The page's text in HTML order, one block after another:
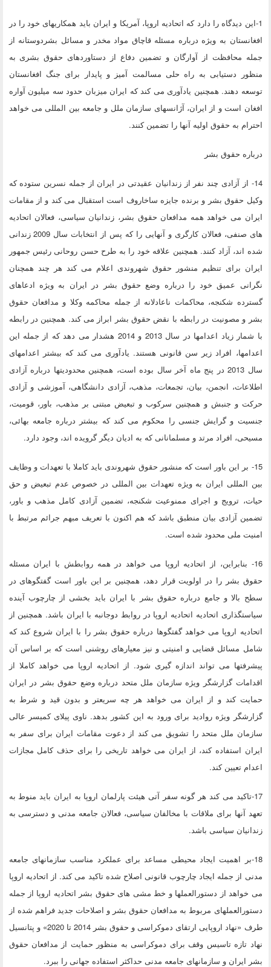
1-این دیدگاه را دارد که اتحادیه اروپا، آمریکا و ایران باید همکاریهای خود را در
افغانستان به ویژه درباره مسئله قاچاق مواد مخدر و مسائل بشردوستانه از
جمله محافظت از آوارگان و تضمین دفاع از دستاوردهای حقوق بشری به
منظور دستیابی به راه حلی مسالمت آمیز و پایدار برای جنگ افغانستان
توسعه دهند. همچنین یادآوری می کند که ایران میزبان حدود سه میلیون آواره
افغان است و از ایران، آژانسهای سازمان ملل و جامعه بین المللی می خواهد
احترام به حقوق اولیه آنها را تضمین کنند.
درباره حقوق بشر
14- از آزادی چند نفر از زندانیان عقیدتی در ایران از جمله نسرین ستوده که
وکیل حقوق بشر و برنده جایزه ساخاروف است استقبال می کند و از مقامات
ایران می خواهد همه مدافعان حقوق بشر، زندانیان سیاسی، فعالان اتحادیه
های صنفی، فعالان کارگری و آنهایی را که پس از انتخابات سال 2009 زندانی
شده اند، آزاد کنند. همچنین علاقه خود را به طرح حسن روحانی رئیس جمهور
ایران برای تنظیم منشور حقوق شهروندی اعلام می کند هر چند همچنان
نگرانی عمیق خود را درباره وضع حقوق بشر در ایران به ویژه ادعاهای
گسترده شکنجه، محاکمات ناعادلانه از جمله محاکمه وکلا و مدافعان حقوق
بشر و مصونیت در رابطه با نقض حقوق بشر ابراز می کند. همچنین در رابطه
با شمار زیاد اعدامها در سال 2013 و 2014 هشدار می دهد که از جمله این
اعدامها، افراد زیر سن قانونی هستند. یادآوری می کند که بیشتر اعدامهای
سال 2013 در پنج ماه آخر سال بوده است، همچنین محدودیتها درباره آزادی
اطلاعات، انجمن، بیان، تجمعات، مذهب، آزادی دانشگاهی، آموزشی و آزادی
حرکت و جنبش و همچنین سرکوب و تبعیض مبتنی بر مذهب، باور، قومیت،
جنسیت و گرایش جنسی را محکوم می کند که بیشتر درباره جامعه بهائی،
مسیحی، افراد مرتد و مسلمانانی که به ادیان دیگر گرویده اند، وجود دارد.
15- بر این باور است که منشور حقوق شهروندی باید کاملا با تعهدات و وظایف
بین المللی ایران به ویژه تعهدات بین المللی در خصوص عدم تبعیض و حق
حیات، ترویج و اجرای ممنوعیت شکنجه، تضمین آزادی کامل مذهب و باور،
تضمین آزادی بیان منطبق باشد که هم اکنون با تعریف مبهم جرائم مرتبط با
امنیت ملی محدود شده است.
16- بنابراین، از اتحادیه اروپا می خواهد در همه روابطش با ایران مسئله
حقوق بشر را در اولویت قرار دهد، همچنین بر این باور است گفتگوهای در
سطح بالا و جامع درباره حقوق بشر با ایران باید بخشی از چارچوب آینده
سیاستگذاری اتحادیه اتحادیه اروپا در روابط دوجانبه با ایران باشد. همچنین از
اتحادیه اروپا می خواهد گفتگوها درباره حقوق بشر را با ایران شروع کند که
شامل مسائل قضایی و امنیتی و نیز معیارهای روشنی است که بر اساس آن
پیشرفتها می تواند اندازه گیری شود. از اتحادیه اروپا می خواهد کاملا از
اقدامات گزارشگر ویژه سازمان ملل متحد درباره وضع حقوق بشر در ایران
حمایت کند و از ایران می خواهد هر چه سریعتر و بدون قید و شرط به
گزارشگر ویژه روادید برای ورود به این کشور بدهد. ناوی پیلای کمیسر عالی
سازمان ملل متحد را تشویق می کند از دعوت مقامات ایران برای سفر به
ایران استفاده کند، از ایران می خواهد تاریخی را برای حذف کامل مجازات
اعدام تعیین کند.
17-تاکید می کند هر گونه سفر آتی هیئت پارلمان اروپا به ایران باید منوط به
تعهد آنها برای ملاقات با مخالفان سیاسی، فعالان جامعه مدنی و دسترسی به
زندانیان سیاسی باشد.
18-بر اهمیت ایجاد محیطی مساعد برای عملکرد مناسب سازمانهای جامعه
مدنی از جمله ایجاد چارچوب قانونی اصلاح شده تاکید می کند. از اتحادیه اروپا
می خواهد از دستورالعملها و خط مشی های حقوق بشر اتحادیه اروپا از جمله
دستورالعملهای مربوط به مدافعان حقوق بشر و اصلاحات جدید فراهم شده از
طرف «نهاد اروپایی ارتقای دموکراسی و حقوق بشر 2014 تا 2020» و پتانسیل
نهاد تازه تاسیس وقف برای دموکراسی به منظور حمایت از مدافعان حقوق
بشر ایران و سازمانهای جامعه مدنی حداکثر استفاده جهانی را ببرد.